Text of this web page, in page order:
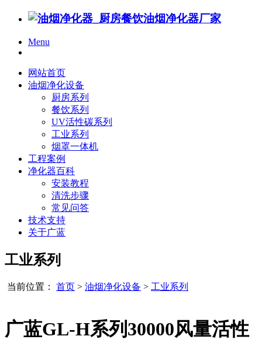
Menu
网站首页
油烟净化设备
厨房系列
餐饮系列
UV活性碳系列
工业系列
烟罩一体机
工程案例
净化器百科
安装教程
清洗步骤
常见问答
技术支持
关于广蓝
工业系列
当前位置： 首页 > 油烟净化设备 > 工业系列
广蓝GL-H系列30000风量活性